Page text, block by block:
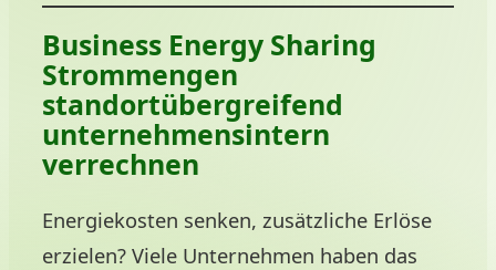
Business Energy Sharing
Strommengen
standortübergreifend
unternehmensintern
verrechnen
Energiekosten senken, zusätzliche Erlöse
erzielen? Viele Unternehmen haben das